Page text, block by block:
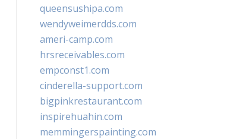
queensushipa.com
wendyweimerdds.com
ameri-camp.com
hrsreceivables.com
empconst1.com
cinderella-support.com
bigpinkrestaurant.com
inspirehuahin.com
memmingerspainting.com